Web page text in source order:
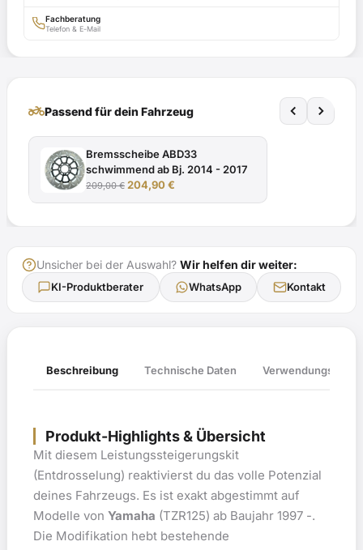
Fachberatung
Telefon & E-Mail
two_wheelerPassend für dein Fahrzeug
Bremsscheibe ABD33
schwimmend ab Bj. 2014 - 2017
209,00€ Ursprünglicher
204,90€
Unsicher bei der Auswahl? Wir helfen dir weiter:
KI-Produktberater WhatsApp Kontakt
Beschreibung Technische Daten Verwendungsliste
Produkt-Highlights & Übersicht
Mit diesem Leistungssteigerungskit
(Entdrosselung) reaktivierst du das volle Potenzial
deines Fahrzeugs. Es ist exakt abgestimmt auf
Modelle von Yamaha (TZR125) ab Baujahr 1997 -.
Die Modifikation hebt bestehende